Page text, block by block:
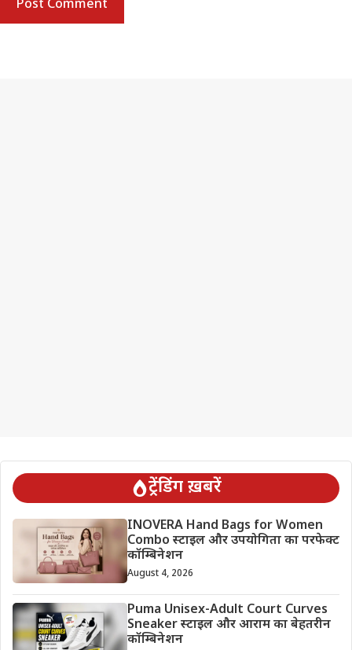
ट्रेंडिंग ख़बरें
INOVERA Hand Bags for Women
Combo स्टाइल और उपयोगिता का परफेक्ट
कॉम्बिनेशन
August 4, 2026
Puma Unisex-Adult Court Curves
Sneaker स्टाइल और आराम का बेहतरीन
कॉम्बिनेशन